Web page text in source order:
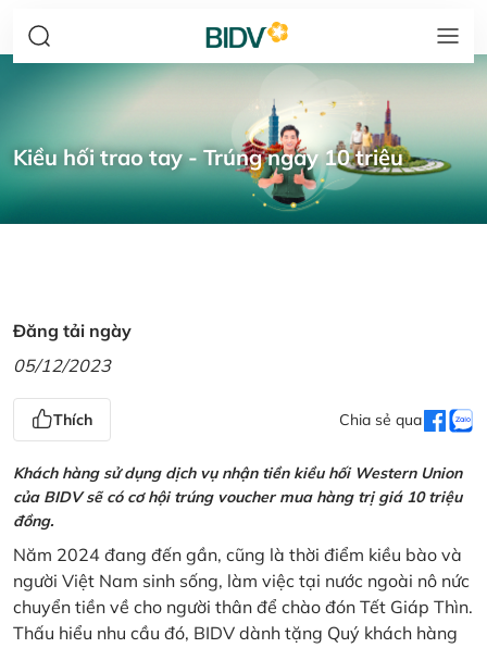
Kiều hối trao tay - Trúng ngay 10 triệu
Đăng tải ngày
05/12/2023
Thích Chia sẻ qua
Khách hàng sử dụng dịch vụ nhận tiền kiều hối Western Union
của BIDV sẽ có cơ hội trúng voucher mua hàng trị giá 10 triệu
đồng.
Năm 2024 đang đến gần, cũng là thời điểm kiều bào và
người Việt Nam sinh sống, làm việc tại nước ngoài nô nức
chuyển tiền về cho người thân để chào đón Tết Giáp Thìn.
Thấu hiểu nhu cầu đó, BIDV dành tặng Quý khách hàng